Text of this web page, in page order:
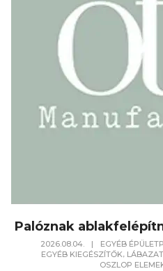
Palóznak
2026.08.04. | EGYÉB
EGYÉB KIEGÉSZÍTŐK,
OSZLOP